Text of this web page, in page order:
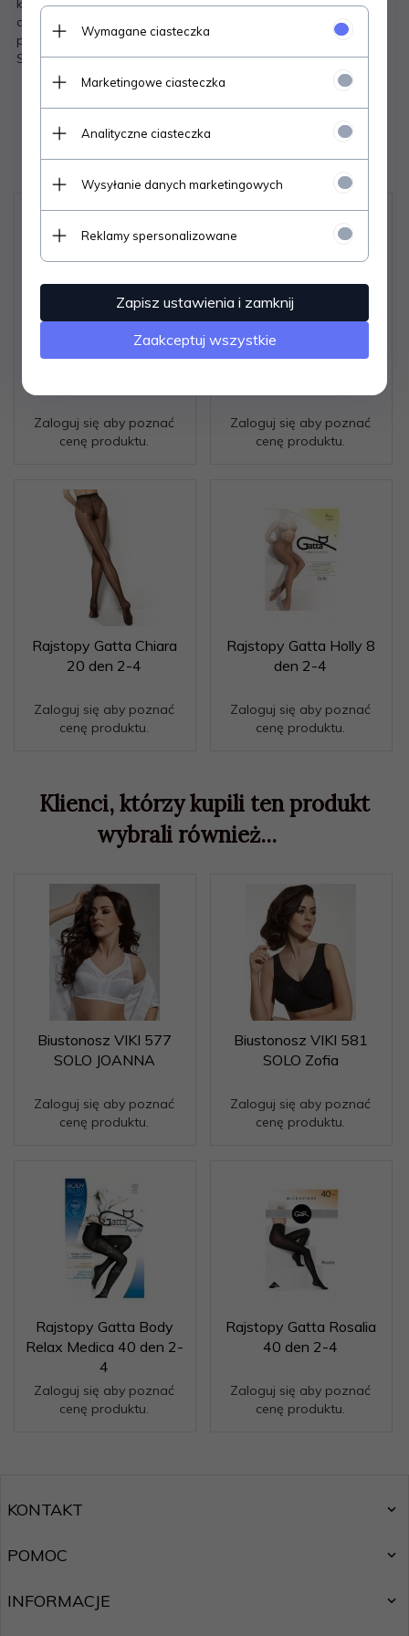
które wspomagają efekt wyszczuplający połączony z
działaniem antycellulitowym - efekt widoczny na biodrach,
pośladkach i brzuchu po około 4 tygodniach użytkowania
Skład: 85% poliamid, 14% elastan, 1% bawełna
Polecamy
Rajstopy Gatta Ellen 15
Zaloguj się aby poznać
cenę produktu.
Rajstopy Gatta Body
Zaloguj się aby poznać
cenę produktu.
Rajstopy Gatta Chiara
20 den 2-4
Zaloguj się aby poznać
cenę produktu.
Rajstopy Gatta Holly 8
den 2-4
Zaloguj się aby poznać
cenę produktu.
Klienci, którzy kupili ten produkt
wybrali również...
Biustonosz VIKI 577
SOLO JOANNA
Zaloguj się aby poznać
cenę produktu.
Biustonosz VIKI 581
SOLO Zofia
Zaloguj się aby poznać
cenę produktu.
Rajstopy Gatta Body
Relax Medica 40 den 2-
4
Zaloguj się aby poznać
cenę produktu.
Rajstopy Gatta Rosalia
40 den 2-4
Zaloguj się aby poznać
cenę produktu.
KONTAKT
POMOC
INFORMACJE
Wymagane ciasteczka
Marketingowe ciasteczka
Analityczne ciasteczka
Wysyłanie danych marketingowych
Reklamy spersonalizowane
Zapisz ustawienia i zamknij
Zaakceptuj wszystkie